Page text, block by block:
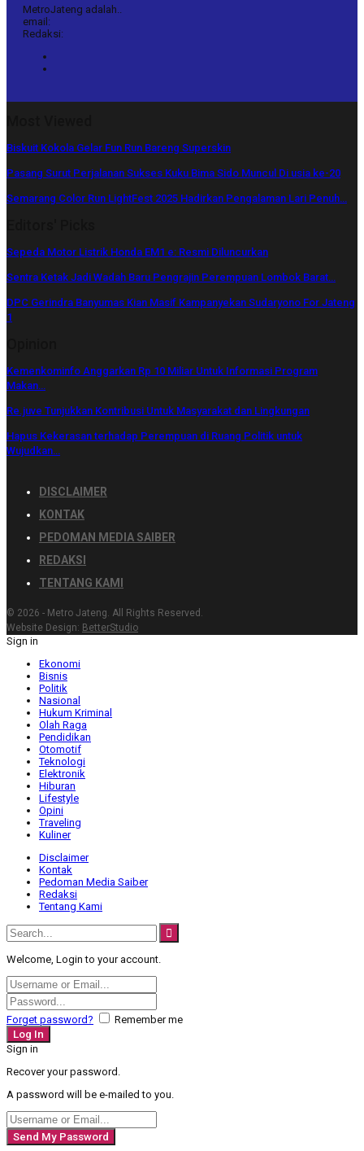
MetroJateng adalah..
email:
Redaksi:
Biskuit Kokola Gelar Fun Run Bareng Superskin
Pasang Surut Perjalanan Sukses Kuku Bima Sido Muncul Di usia ke-20
Semarang Color Run LightFest 2025 Hadirkan Pengalaman Lari Penuh…
Sepeda Motor Listrik Honda EM1 e: Resmi Diluncurkan
Sentra Ketak Jadi Wadah Baru Pengrajin Perempuan Lombok Barat…
DPC Gerindra Banyumas Kian Masif Kampanyekan Sudaryono For Jateng
1
Kemenkominfo Anggarkan Rp 10 Miliar Untuk Informasi Program
Makan…
Re.juve Tunjukkan Kontribusi Untuk Masyarakat dan Lingkungan
Hapus Kekerasan terhadap Perempuan di Ruang Politik untuk
Wujudkan…
DISCLAIMER
KONTAK
PEDOMAN MEDIA SAIBER
REDAKSI
TENTANG KAMI
© 2026 - Metro Jateng. All Rights Reserved.
Website Design: BetterStudio
Sign in
Ekonomi
Bisnis
Politik
Nasional
Hukum Kriminal
Olah Raga
Pendidikan
Otomotif
Teknologi
Elektronik
Hiburan
Lifestyle
Opini
Traveling
Kuliner
Disclaimer
Kontak
Pedoman Media Saiber
Redaksi
Tentang Kami
Welcome, Login to your account.
Forget password? Remember me
Sign in
Recover your password.
A password will be e-mailed to you.